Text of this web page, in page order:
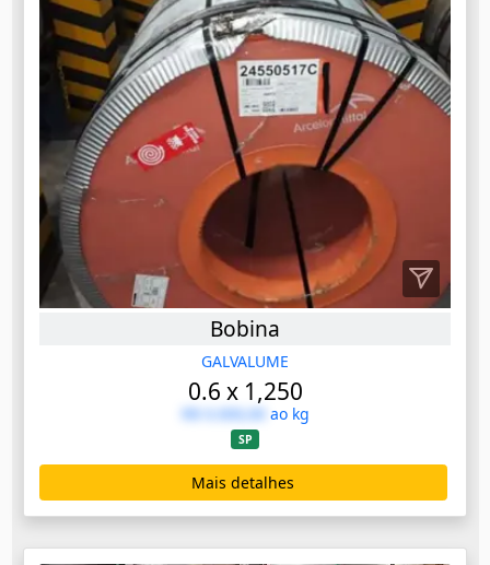
Bobina
GALVALUME
0.6 x 1,250
R$ 0.000,00 ao kg
SP
Mais detalhes